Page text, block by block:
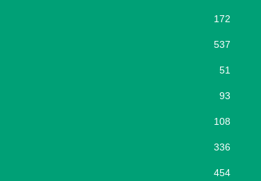
172
537
51
93
108
336
454